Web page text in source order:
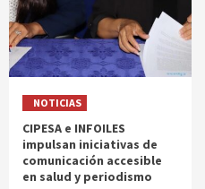
NOTICIAS
CIPESA e INFOILES
impulsan iniciativas de
comunicación accesible
en salud y periodismo